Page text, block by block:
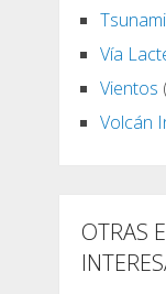
Tsunami
Vía
Vientos
Volcán
OTRAS